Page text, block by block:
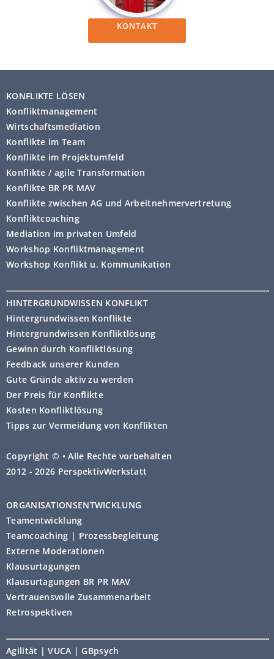
KONTAKT
KONFLIKTE LÖSEN
Konfliktmanagement
Wirtschaftsmediation
Konflikte im Team
Konflikte im Projektumfeld
Konflikte / agile Transformation
Konflikte BR PR MAV
Konflikte zwischen AG und Arbeitnehmervertretung
Konfliktcoaching
Mediation im privaten Umfeld
Workshop Konfliktmanagement
Workshop Konflikt u. Kommunikation
HINTERGRUNDWISSEN KONFLIKT
Hintergrundwissen Konflikte
Hintergrundwissen Konfliktlösung
Gewinn durch Konfliktlösung
Feedback unserer Kunden
Gute Gründe aktiv zu werden
Der Preis für Konflikte
Kosten Konfliktlösung
Tipps zur Vermeidung von Konflikten
Copyright © • Alle Rechte vorbehalten
2012 - 2026 PerspektivWerkstatt
ORGANISATIONSENTWICKLUNG
Teamentwicklung
Teamcoaching | Prozessbegleitung
Externe Moderationen
Klausurtagungen
Klausurtagungen BR PR MAV
Vertrauensvolle Zusammenarbeit
Retrospektiven
Agilität | VUCA | GBpsych